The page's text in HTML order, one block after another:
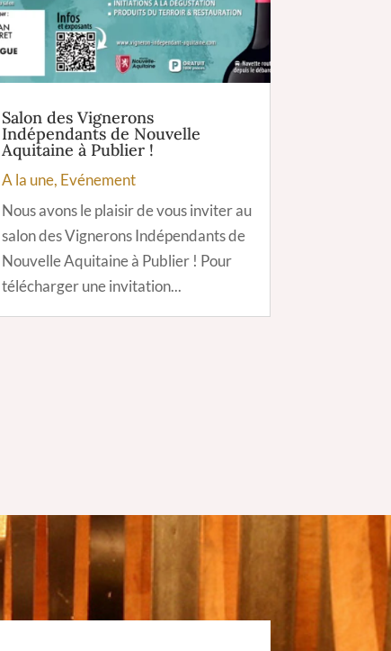
Salon des Vignerons
Indépendants de Nouvelle
Aquitaine à Publier !
A la une, Evénement
Nous avons le plaisir de vous inviter au
salon des Vignerons Indépendants de
Nouvelle Aquitaine à Publier ! Pour
télécharger une invitation...